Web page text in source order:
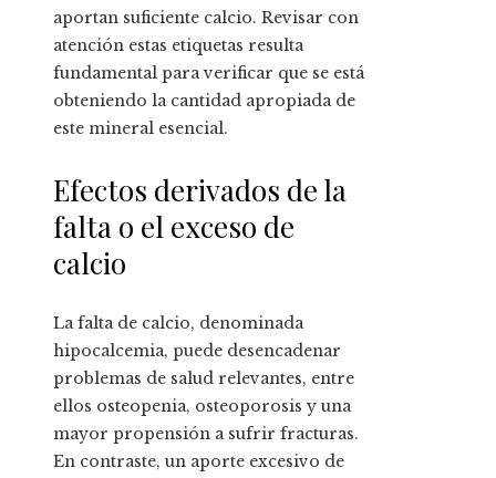
aportan suficiente calcio. Revisar con
atención estas etiquetas resulta
fundamental para verificar que se está
obteniendo la cantidad apropiada de
este mineral esencial.
Efectos derivados de la
falta o el exceso de
calcio
La falta de calcio, denominada
hipocalcemia, puede desencadenar
problemas de salud relevantes, entre
ellos osteopenia, osteoporosis y una
mayor propensión a sufrir fracturas.
En contraste, un aporte excesivo de